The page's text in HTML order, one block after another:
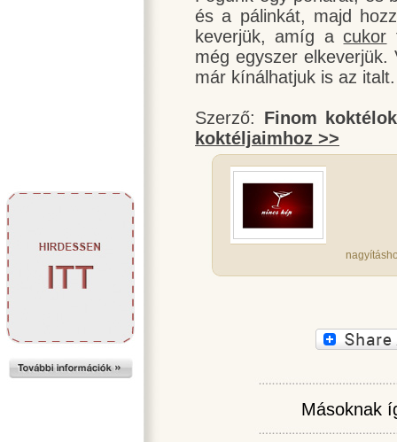
és a pálinkát, majd
keverjük, amíg acukor
még egyszer
már kínálhatjuk is az italt.
Szerző: Finom koktélok
koktéljaimhoz >>
Másoknak